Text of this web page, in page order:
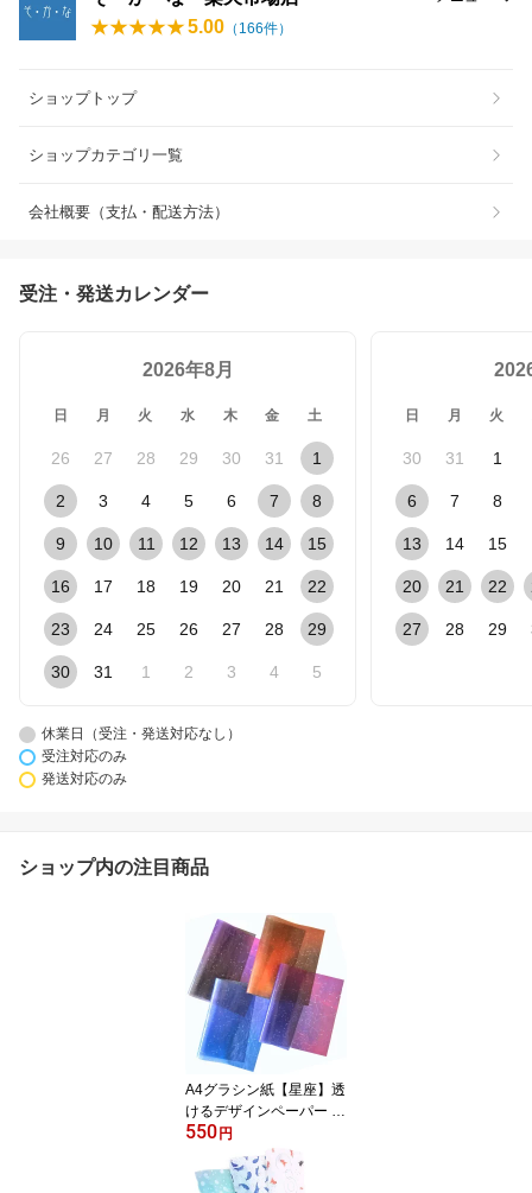
5.00 （ 166件）
ショップトップ
ショップカテゴリ一覧
会社概要（支払・配送方法）
受注・発送カレンダー
2026年8月
日 月 火 水 木 金 土
26 27 28 29 30 31 1
2 3 4 5 6 7 8
9 10 11 12 13 14 15
16 17 18 19 20 21 22
23 24 25 26 27 28 29
30 31 1 2 3 4 5
日 月 火
30 31 1
6 7 8
13 14 15
20 21 22
27 28 29
休業日（受注・発送対応なし）
受注対応のみ
発送対応のみ
ショップ内の注目商品
A4グラシン紙【星座】透
けるデザインペーパー ラ
ッピング コラージュ素材
550円